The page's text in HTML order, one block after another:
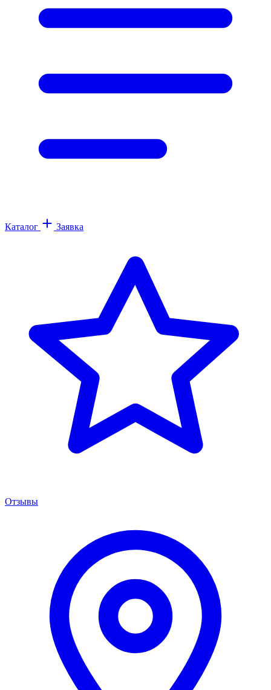
Каталог Заявка
Отзывы
Менеджер сервиса
Онлайн · отвечаем за 5 мин
Здравствуйте! 👋 Подскажите марку,
модель и год вашего авто — расскажу про